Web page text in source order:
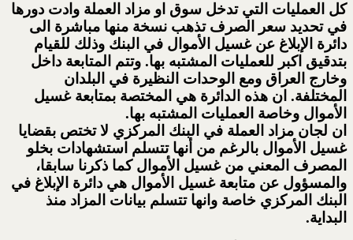
كل العمليات التي تدخل سوق او مزاد العملة وادت دورها
في تحديد سعر الصرف تذهب نسخة منها مباشرة الى
دائرة الإبلاغ عن غسيل الأموال في البنك وذلك للقيام
بتدقيق اكبر للعمليات المشتبه بها. وتتم المتابعة داخل
وخارج العراق ومع الوحدات النظيرة في البلدان
المختلفة. ان هذه الدائرة هي المختصة بمتابعة غسيل
الأموال وخاصة العمليات المشتبه بها.
ان لجان مزاد العملة في البنك المركزي لا تختص بقضايا
غسيل الأموال بالرغم من أنها تتسلم استشهادات بخلو
المصرف المعني من غسيل الأموال كما ذكرنا سابقا،
والمسؤول عن متابعة غسيل الأموال هي دائرة الإبلاغ في
البنك المركزي خاصة وانها تتسلم بيانات المزاد منذ
البداية.